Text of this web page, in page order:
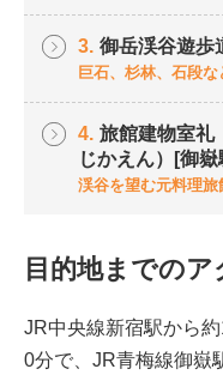
3. 御岳渓谷遊歩
巨石、杉林、石段
4. 旅館建物室礼
じかえん）[御
渓谷を望む元料理旅
目的地までの
JR中央線新宿駅から
0分で、JR青梅線御嶽